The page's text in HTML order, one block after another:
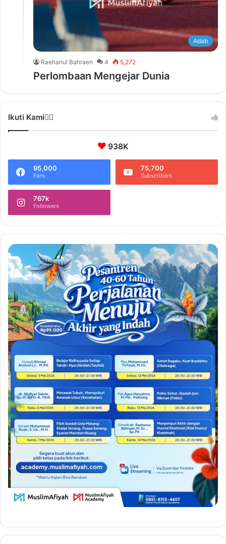
Adab
Raehanul Bahraen 4 5,272
Perlombaan Mengejar Dunia
Ikuti Kami❤️‍🔥
938K
95,000
Fans
75,700
Subscribers
767k
Followers